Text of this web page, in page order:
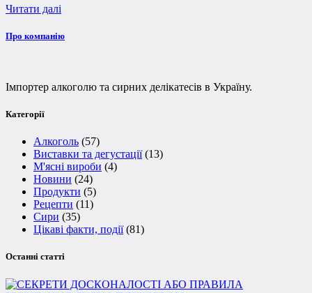
Читати далі
Про компанію
Імпортер алкоголю та сирних делікатесів в Україну.
Категорії
Алкоголь (57)
Виставки та дегустації(13)
М'ясні вироби (4)
Новини (24)
Продукти (5)
Рецепти (11)
Сири (35)
Цікаві факти, події(81)
Останні статті